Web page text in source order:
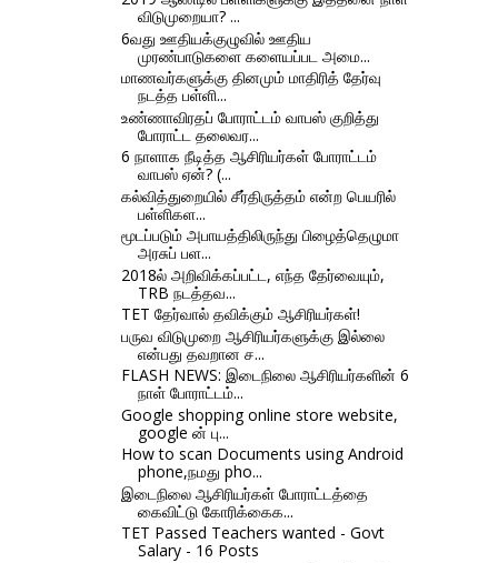
விடுமுறையா? ...
6வது ஊதியக்குழுவில் ஊதிய
முரண்பாடுகளை களையப்பட அமை...
மாணவர்களுக்கு தினமும் மாதிரித் தேர்வு
நடத்த பள்ளி...
உண்ணாவிரதப் போராட்டம் வாபஸ் குறித்து
போராட்ட தலைவர...
6 நாளாக நீடித்த ஆசிரியர்கள் போராட்டம்
வாபஸ் ஏன்? (...
கல்வித்துறையில் சீர்திருத்தம் என்ற பெயரில்
பள்ளிகள...
மூடப்படும் அபாயத்திலிருந்து பிழைத்தெழுமா
அரசுப் பள...
2018ல் அறிவிக்கப்பட்ட, எந்த தேர்வையும்,
TRB நடத்தவ...
TET தேர்வால் தவிக்கும் ஆசிரியர்கள்!
பருவ விடுமுறை ஆசிரியர்களுக்கு இல்லை
என்பது தவறான ச...
FLASH NEWS: இடைநிலை ஆசிரியர்களின் 6
நாள் போராட்டம்...
Google shopping online store website,
google ன் பு...
How to scan Documents using Android
phone,நமது pho...
இடைநிலை ஆசிரியர்கள் போராட்டத்தை
கைவிட்டு கோரிக்கைக...
TET Passed Teachers wanted - Govt
Salary - 16 Posts